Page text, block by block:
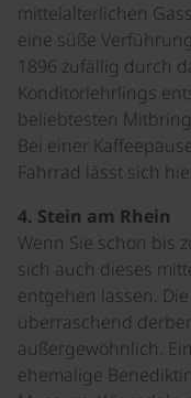
mittelalterlichen
eine süße
1896 zufällig durch
Konditorlehrlings
beliebtesten
Bei einer
Fahrrad lässt sich
4. Stein am Rhein
Wenn Sie schon bis
sich auch dieses
entgehen lassen.
überraschend
außergewöhnlich.
ehemalige